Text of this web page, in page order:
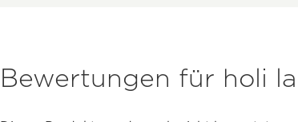
Bewertungen für holi